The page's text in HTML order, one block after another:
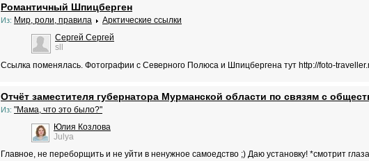
Романтичный Шпицберген
Из: Мир, роли, правила
Арктические ссылки
Сергей Сергей
sll
Ссылка поменялась. Фотографии с Северного Полюса и Шпицбергена тут http://foto-
Отчёт заместителя губернатора Мурманской области по связям с
Из: "Мама, что это было?"
Юлия Козлова
Julya
Главное, не переборщить и не уйти в ненужное самоедство ;) Даю установку! *смотрит